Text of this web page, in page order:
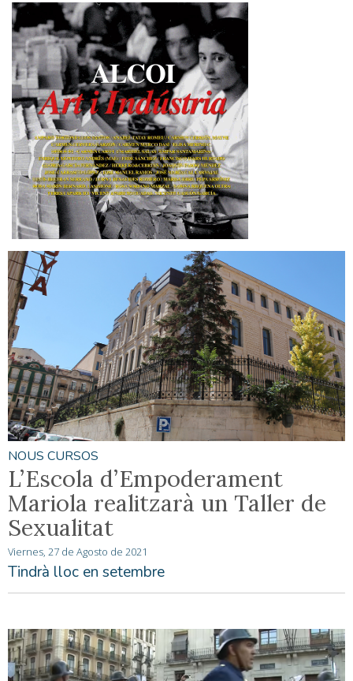
NOUS CURSOS
L’Escola d’Empoderament
Mariola realitzarà un Taller de
Sexualitat
Viernes, 27 de Agosto de 2021
Tindrà lloc en setembre